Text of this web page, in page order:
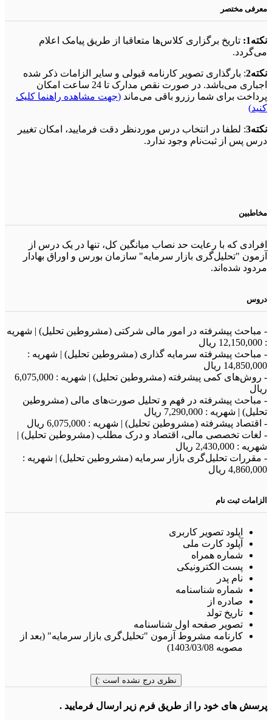
معرفی مختصر
نکته1:
تاریخ برگزاری کلاس‌ها متعاقبا از طریق پیامک اعلام
می‌گردد.
نکته2 : بارگذاری تصویر کارنامه قبولی و سایر الزامات ذکر شده
اجباری می‌باشد. در صورت نقص مدارک تا 24 ساعت امکان
پرداخت برای شما رزرو باقی می‌ماند (جهت مشاهده راهنما کلیک
کنید)
نکته3 : لطفا در انتخاب درس موردنظر دقت فرمایید، امکان تغییر
درس پس از ثبت‌نام وجود ندارد.
مخاطبین
افرادی که با رعایت حد نصاب میانگین کل، تنها در یک‌ درس از
آزمون "تحلیل‌گری بازار سرمایه" سازمان بورس و اوراق بهادار
مردود شده‌اند.
دروس
- مباحث پیشرفته در امور مالی شرکتی (مشروطین تحلیل) | شهریه
: 12,150,000 ريال
- مباحث پیشرفته سرمایه گذاری (مشروطین تحلیل) | شهریه :
14,850,000 ريال
- روش‌های کمی پیشرفته (مشروطین تحلیل) | شهریه : 6,075,000
ريال
- مباحث پیشرفته در فهم و تحلیل صورت‌های مالی (مشروطین
تحلیل) | شهریه : 7,290,000 ريال
- اقتصاد پیشرفته (مشروطین تحلیل) | شهریه : 6,075,000 ريال
- لغات تخصصی مالی، اقتصاد و درک مطلب (مشروطین تحلیل) |
شهریه : 2,430,000 ريال
- مقررات تحلیل‌گری بازار سرمایه (مشروطین تحلیل) | شهریه :
4,860,000 ريال
الزامات ثبت نام
اپلود تصویر کاربری
آپلود کارت ملی
شماره همراه
پست الکترونیکی
نام پدر
شماره شناسنامه
صادره از
تاریخ تولد
تصویر صفحه اول شناسنامه
کارنامه مشروط آزمون "تحلیل‌گری بازار سرمایه" (بعد از
مصوبه 1403/03/08)
نظری درج نشده است :)
پرسش های خود را از طریق فرم زیر ارسال فرمایید .